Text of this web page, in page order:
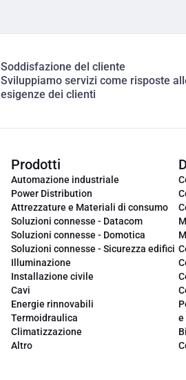
Soddisfazione del cliente
Sviluppiamo servizi come risposte
esigenze dei clienti
Prodotti
Automazione industriale
Power Distribution
Attrezzature e Materiali di consumo
Soluzioni connesse - Datacom
Soluzioni connesse - Domotica
Soluzioni connesse - Sicurezza edifici
Illuminazione
Installazione civile
Cavi
Energie rinnovabili
Termoidraulica
Climatizzazione
Altro
e